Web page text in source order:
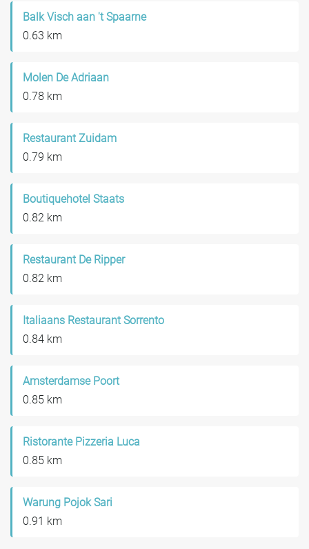
Balk Visch aan 't Spaarne
0.63 km
Molen De Adriaan
0.78 km
Restaurant Zuidam
0.79 km
Boutiquehotel Staats
0.82 km
Restaurant De Ripper
0.82 km
Italiaans Restaurant Sorrento
0.84 km
Amsterdamse Poort
0.85 km
Ristorante Pizzeria Luca
0.85 km
Warung Pojok Sari
0.91 km